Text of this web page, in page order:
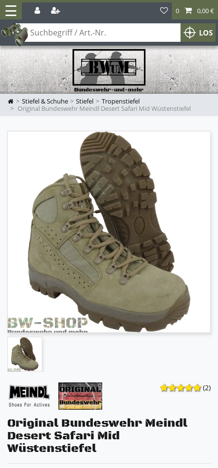
☰
LOS
0 0,00 €
Stiefel & Schuhe Stiefel
Tropenstiefel
Original Bundeswehr Meindl Desert Safari Mid Wüstenstiefel
(2)
Original Bundeswehr Meindl
Desert Safari Mid
Wüstenstiefel